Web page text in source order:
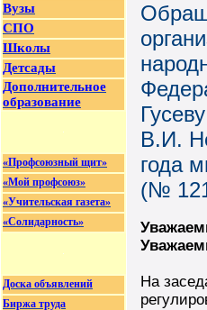
Вузы
СПО
Школы
Детсады
Дополнительное
образование
«Профсоюзный щит»
«Мой профсоюз»
«Учительская газета»
«Солидарность»
Доска объявлений
Биржа труда
В.И.
года
(№
На